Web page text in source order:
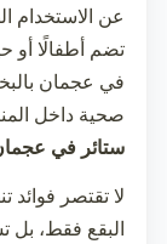
عن الاستخدام
تضم أطفالًا أو
في عجمان
صحية داخل
ستائر في
لا تقتصر فوائد
البقع فقط، بل